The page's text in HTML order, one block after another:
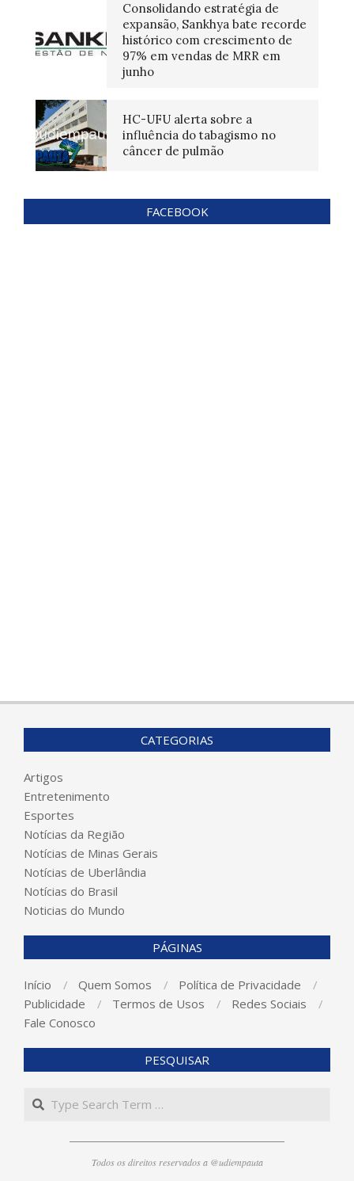
Consolidando estratégia de
expansão, Sankhya bate recorde
histórico com crescimento de
97% em vendas de MRR em
junho
HC-UFU alerta sobre a
influência do tabagismo no
câncer de pulmão
FACEBOOK
CATEGORIAS
Artigos
Entretenimento
Esportes
Notícias da Região
Notícias de Minas Gerais
Notícias de Uberlândia
Notícias do Brasil
Noticias do Mundo
PÁGINAS
Início Quem Somos
Política de Privacidade
Publicidade
Termos de Usos
Redes Sociais
Fale Conosco
PESQUISAR
Search
Todos os direitos reservados a @udiempauta